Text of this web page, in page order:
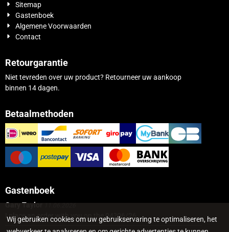
Sitemap
Gastenboek
Algemene Voorwaarden
Contact
Retourgarantie
Niet tevreden over uw product? Retourneer uw aankoop
binnen 14 dagen.
Betaalmethoden
Gastenboek
Gary Taylor
I place an order with you on the 04?06/26...
Wij gebruiken cookies om uw gebruikservaring te optimaliseren, het